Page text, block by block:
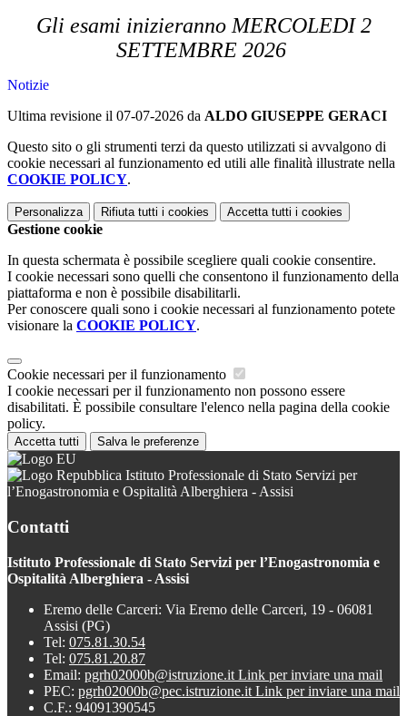
Gli esami inizieranno MERCOLEDI 2
SETTEMBRE 2026
Notizie
Ultima revisione il 07-07-2026 da ALDO GIUSEPPE GERACI
Questo sito o gli strumenti terzi da questo utilizzati si avvalgono di
cookie necessari al funzionamento ed utili alle finalità illustrate nella
COOKIE POLICY.
Personalizza Rifiuta tutti i cookies Accetta tutti i cookies
Gestione cookie
In questa schermata è possibile scegliere quali cookie consentire.
I cookie necessari sono quelli che consentono il funzionamento della
piattaforma e non è possibile disabilitarli.
Per conoscere quali sono i cookie necessari al funzionamento potete
visionare la COOKIE POLICY.
Cookie necessari per il funzionamento
I cookie necessari per il funzionamento non possono essere
disabilitati. È possibile consultare l'elenco nella pagina della cookie
policy.
Accetta tutti Salva le preferenze
Istituto Professionale di Stato Servizi per
l’Enogastronomia e Ospitalità Alberghiera - Assisi
Contatti
Istituto Professionale di Stato Servizi per l’Enogastronomia e
Ospitalità Alberghiera - Assisi
Eremo delle Carceri: Via Eremo delle Carceri, 19 - 06081
Assisi (PG)
Tel: 075.81.30.54
Tel: 075.81.20.87
Email: pgrh02000b@istruzione.it Link per inviare una mail
PEC: pgrh02000b@pec.istruzione.it Link per inviare una mail
C.F.: 94091390545